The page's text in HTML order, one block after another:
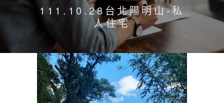
111.10.28台北陽明山-私
人住宅